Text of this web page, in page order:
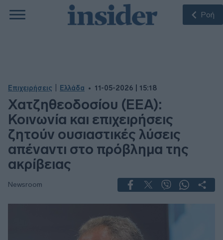
Ροή
Επιχειρήσεις Ελλάδα 11-05-2026 | 15:18
Χατζηθεοδοσίου (ΕΕΑ):
Κοινωνία και επιχειρήσεις
ζητούν ουσιαστικές λύσεις
απέναντι στο πρόβλημα της
ακρίβειας
Newsroom